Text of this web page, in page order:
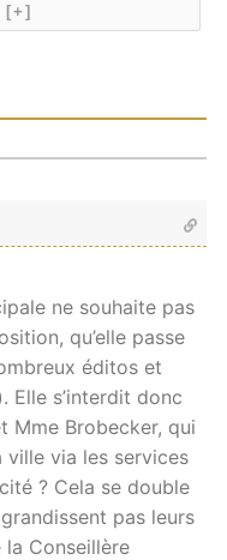
[+]
ne souhaite pas
qu’elle passe
éditos et
Elle s’interdit donc
Mme Brobecker, qui
ville via les services
? Cela se double
pas leurs
Conseillère